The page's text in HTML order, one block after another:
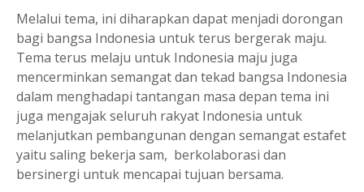
Melalui tema, ini diharapkan dapat menjadi dorongan
bagi bangsa Indonesia untuk terus bergerak maju.
Tema terus melaju untuk Indonesia maju juga
mencerminkan semangat dan tekad bangsa Indonesia
dalam menghadapi tantangan masa depan tema ini
juga mengajak seluruh rakyat Indonesia untuk
melanjutkan pembangunan dengan semangat estafet
yaitu saling bekerja sam, berkolaborasi dan
bersinergi untuk mencapai tujuan bersama.